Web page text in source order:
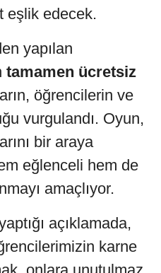
eşlik edecek.
yapılan
tamamen ücretsiz
öğrencilerin ve
vurgulandı. Oyun,
bir araya
eğlenceli hem de
amaçlıyor.
açıklamada,
karne